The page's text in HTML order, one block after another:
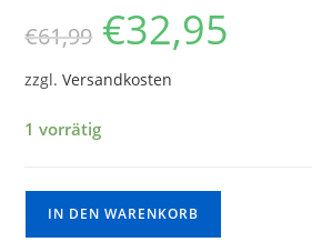
€61,99 €32,95
zzgl.Versandkosten
1 vorrätig
IN DEN WARENKORB